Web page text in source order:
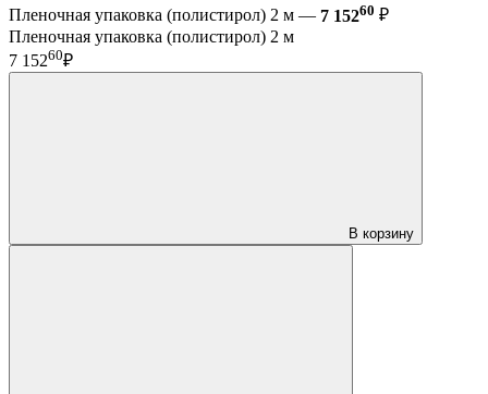
Пленочная упаковка (полистирол) 2 м — 7 15260 ₽
Пленочная упаковка (полистирол) 2 м
7 15260₽
В корзину